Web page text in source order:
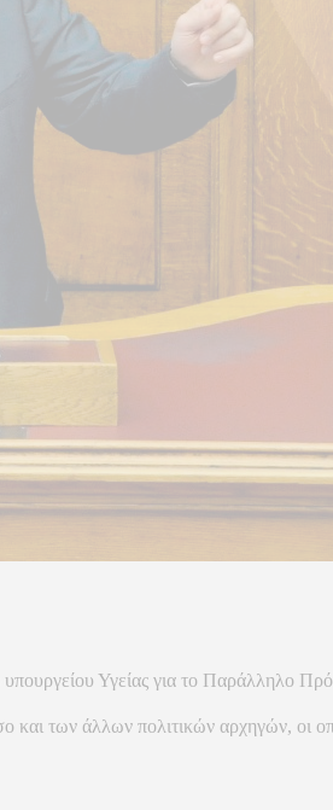
Υγείας για το Παράλληλο
και των άλλων πολιτικών αρχηγών, οι